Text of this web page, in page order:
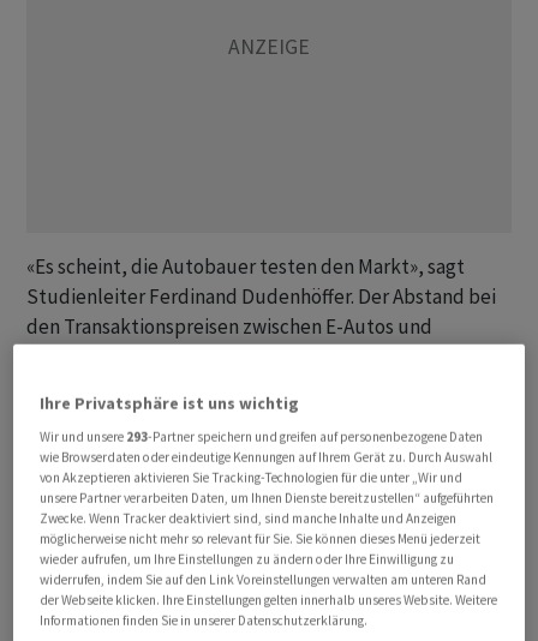
«Es scheint, die Autobauer testen den Markt», sagt
Studienleiter Ferdinand Dudenhöffer. Der Abstand bei
den Transaktionspreisen zwischen E-Autos und
Nach den Markterhebungen bei den 20 meistverkauften
Elektrofahrzeugen ist der durchschnittliche
Preisnachlass von 19,5 Prozent im Januar auf nun 18,6
Prozent zurückgegangen. Elektroautos waren damit in
der Anschaffung im Schnitt 1.971 Euro teurer als ein
vergleichbarer Verbrenner. Die staatliche Förderung ist
dabei nicht eingerechnet.
Ihre Privatsphäre ist uns wichtig
Wir und unsere 293-Partner speichern und greifen auf personenbezogene Daten
wie Browserdaten oder eindeutige Kennungen auf Ihrem Gerät zu. Durch Auswahl
von Akzeptieren aktivieren Sie Tracking-Technologien für die unter „Wir und
unsere Partner verarbeiten Daten, um Ihnen Dienste bereitzustellen“ aufgeführten
Zwecke. Wenn Tracker deaktiviert sind, sind manche Inhalte und Anzeigen
möglicherweise nicht mehr so relevant für Sie. Sie können dieses Menü jederzeit
wieder aufrufen, um Ihre Einstellungen zu ändern oder Ihre Einwilligung zu
widerrufen, indem Sie auf den Link Voreinstellungen verwalten am unteren Rand
der Webseite klicken. Ihre Einstellungen gelten innerhalb unseres Website. Weitere
Informationen finden Sie in unserer Datenschutzerklärung.